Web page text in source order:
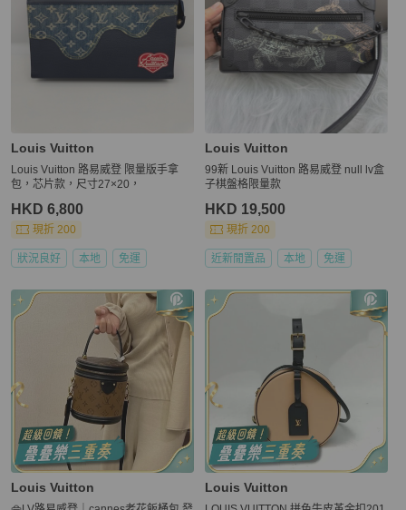
Louis Vuitton
Louis Vuitton 路易威登 限量版手拿
包，芯片款，尺寸27×20，
HKD 6,800
現折 200
狀況良好 本地 免運
Louis Vuitton
99新 Louis Vuitton 路易威登 null lv盒
子棋盤格限量款
HKD 19,500
現折 200
近新閒置品 本地 免運
Louis Vuitton Louis Vuitton